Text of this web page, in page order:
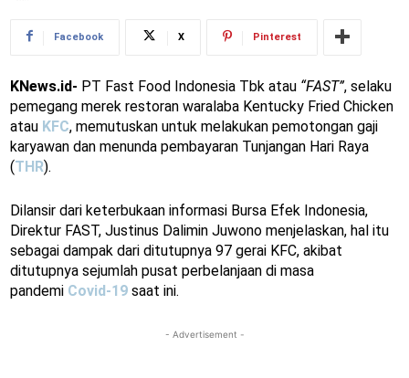
Facebook X Pinterest
KNews.id- PT Fast Food Indonesia Tbk atau “FAST”, selaku
pemegang merek restoran waralaba Kentucky Fried Chicken
atau KFC, memutuskan untuk melakukan pemotongan gaji
karyawan dan menunda pembayaran Tunjangan Hari Raya
(THR).
Dilansir dari keterbukaan informasi Bursa Efek Indonesia,
Direktur FAST, Justinus Dalimin Juwono menjelaskan, hal itu
sebagai dampak dari ditutupnya 97 gerai KFC, akibat
ditutupnya sejumlah pusat perbelanjaan di masa
pandemi Covid-19 saat ini.
- Advertisement -